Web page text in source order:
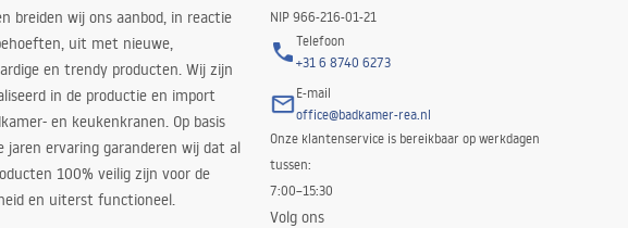
breiden wij ons aanbod, in reactie
uit met nieuwe,
en trendy producten. Wij zijn
in de productie en import
en keukenkranen. Op basis
jaren ervaring garanderen wij dat al
100% veilig zijn voor de
en uiterst functioneel.
NIP 966-216-01-21
Telefoon
+31 6 8740 6273
E-mail
office@badkamer-rea.nl
Onze klantenservice is bereikbaar op werkdagen
tussen:
7:00–15:30
Volg ons